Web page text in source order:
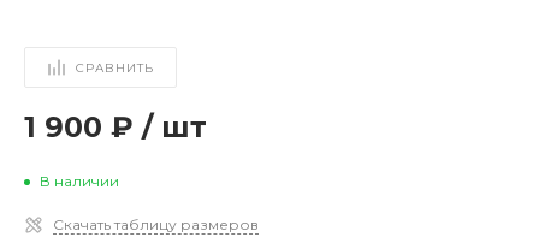
СРАВНИТЬ
1 900 ₽ / шт
В наличии
Скачать таблицу размеров